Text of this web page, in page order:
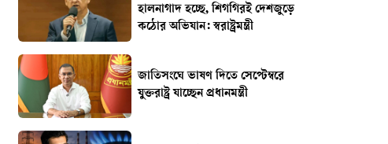
হালনাগাদ হচ্ছে, শিগগিরই দেশজুড়ে
কঠোর অভিযান: স্বরাষ্ট্রমন্ত্রী
জাতিসংঘে ভাষণ দিতে সেপ্টেম্বরে
যুক্তরাষ্ট্র যাচ্ছেন প্রধানমন্ত্রী